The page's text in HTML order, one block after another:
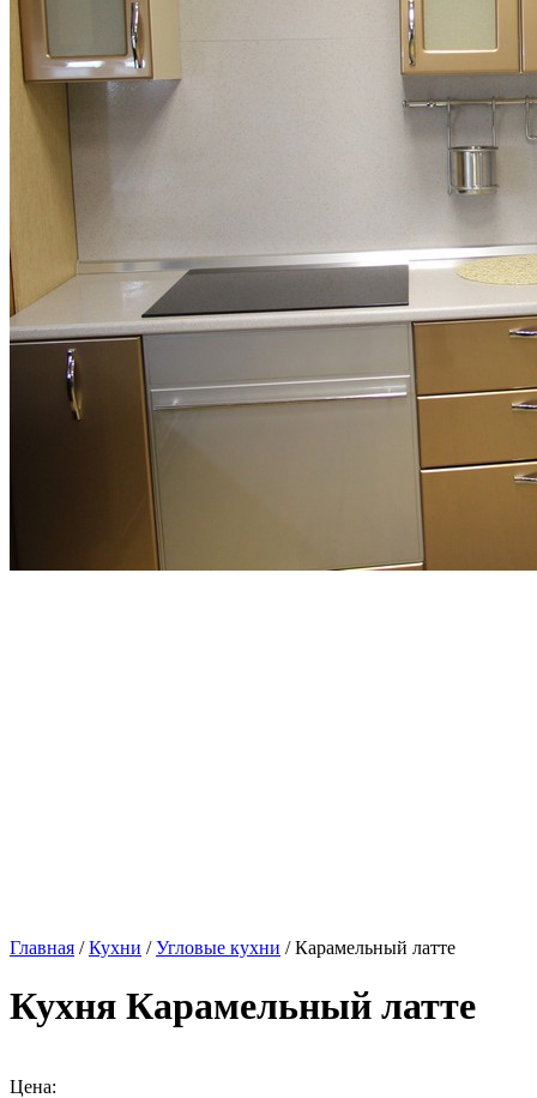
Главная /Кухни /Угловые кухни / Карамельный латте
Кухня Карамельный латте
Цена: